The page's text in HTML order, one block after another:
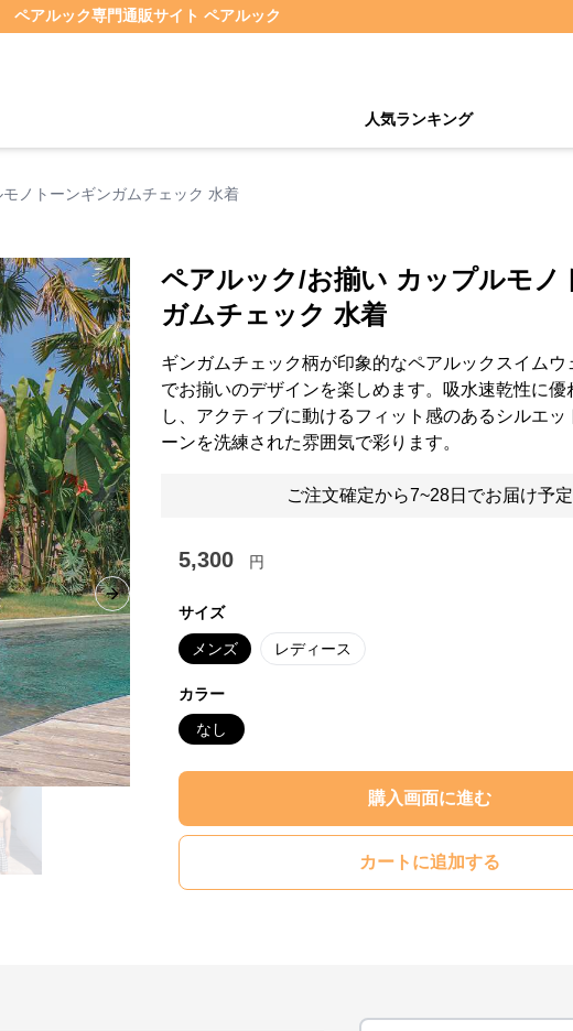
ペアルック専門通販サイト ペアルック
人気ランキング
ノトーンギンガムチェック 水着
Next slide
ペアルック/お揃い カップルモノ
ガムチェック 水着
ギンガムチェック柄が印象的なペアルックスイムウ
でお揃いのデザインを楽しめます。吸水速乾性に優
し、アクティブに動けるフィット感のあるシルエッ
ーンを洗練された雰囲気で彩ります。
ご注文確定から7~28日でお届け予定
5,300 円
サイズ
メンズ レディース
カラー
なし
購入画面に進む
カートに追加する